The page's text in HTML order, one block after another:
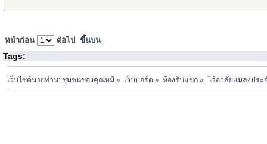
หน้าก่อน ต่อไป ขึ้นบน
Tags:
เว็บไซต์นายท่าน::ชุมชนของคุณหมี » เว็บบอร์ด » ห้องรับแขก » ไว้อาลัยแมลงประ